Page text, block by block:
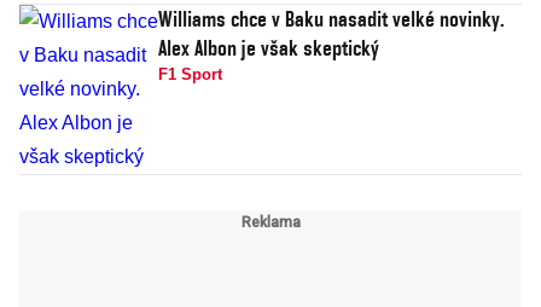
Williams chce v Baku nasadit velké novinky.
Alex Albon je však skeptický
F1 Sport